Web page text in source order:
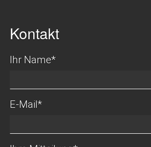
Kontakt
Ihr Name*
E-Mail*